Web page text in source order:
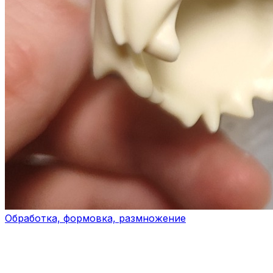
Обработка, формовка, размножение